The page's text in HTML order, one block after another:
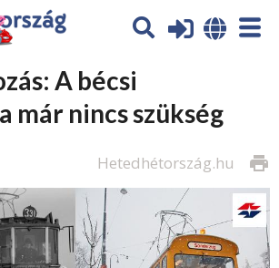
A bécsi
már nincs szükség
print
Hetedhétország.hu